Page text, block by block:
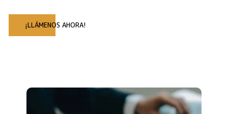
¡LLÁMENOS AHORA!